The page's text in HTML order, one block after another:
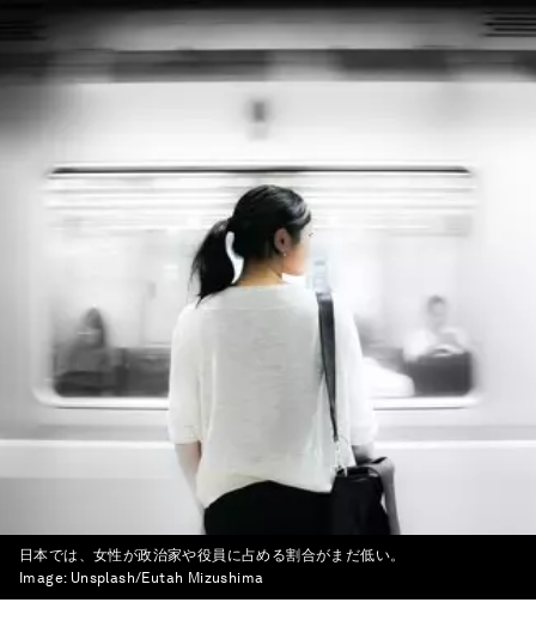
日本では、女性が政治家や役員に占める割合がまだ低い。
Image: Unsplash/Eutah Mizushima